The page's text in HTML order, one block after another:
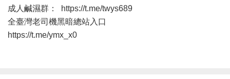
成人鹹濕群：
https://t.me/twys689
全臺灣老司機黑暗總站入口
https://t.me/ymx_x0